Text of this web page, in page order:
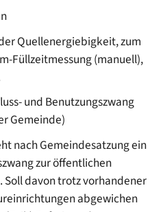
Quellenergiebigkeit, zum
Füllzeitmessung (manuell),
und Benutzungszwang
Gemeinde)
nach Gemeindesatzung ein
zur öffentlichen
Soll davon trotz vorhandener
abgewichen